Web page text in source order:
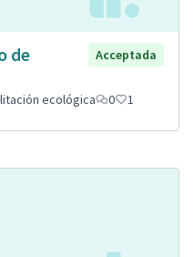
de
Acceptada
ecológica 0 1